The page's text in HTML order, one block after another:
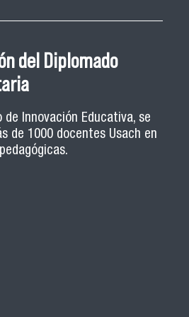
del Diplomado
Innovación Educativa, se
de 1000 docentes Usach en
el rol estudiantil
y herramientas
de la Escuela de Ayudantes
el rol de los y las